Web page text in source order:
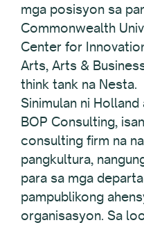
mga posisyon sa
Commonwealth
Center for
Arts, Arts &
think tank na Nesta.
Sinimulan ni
BOP Consulting,
consulting firm na
pangkultura,
para sa mga
pampublikong
organisasyon. Sa